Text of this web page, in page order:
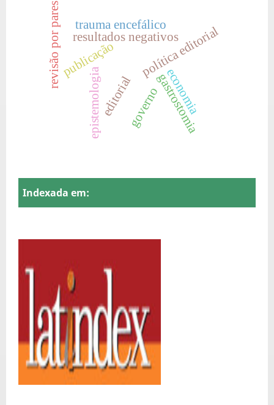
editorial
publicação
economia
governo
epistemologia
revisão por pares resultados negativospolítica editorial
gastrostomia
trauma encefálico
Indexada em: